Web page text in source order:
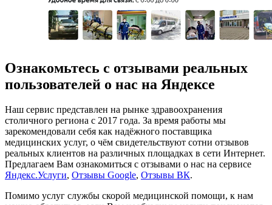
Ознакомьтесь с отзывами реальных
пользователей о нас на Яндексе
Наш сервис представлен на рынке здравоохранения
столичного региона с 2017 года. За время работы мы
зарекомендовали себя как надёжного поставщика
медицинских услуг, о чём свидетельствуют сотни отзывов
реальных клиентов на различных площадках в сети Интернет.
Предлагаем Вам ознакомиться с отзывами о нас на сервисе
Яндекс.Услуги, Отзывы Google, Отзывы ВК.
Помимо услуг службы скорой медицинской помощи, к нам